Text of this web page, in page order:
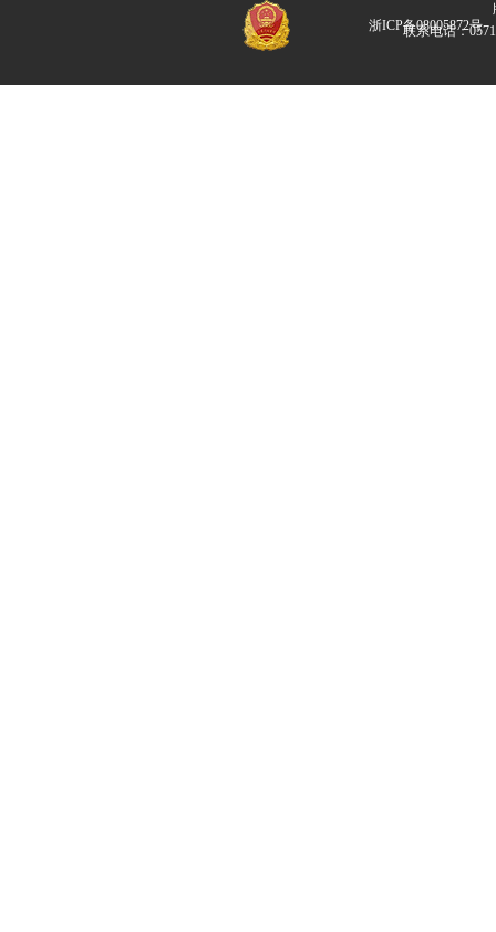
浙ICP备08005872号
联系电话：